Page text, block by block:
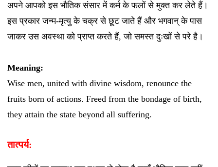
अपने आपको इस भौतिक संसार में कर्म के फलों से मुक्त कर लेते हैं।
इस प्रकार जन्म-मृत्यु के चक्र से छूट जाते हैं और भगवान् के पास
जाकर उस अवस्था को प्राप्त करते हैं, जो समस्त दुःखों से परे है।
Meaning:
Wise men, united with divine wisdom, renounce the
fruits born of actions. Freed from the bondage of birth,
they attain the state beyond all suffering.
तात्पर्य: